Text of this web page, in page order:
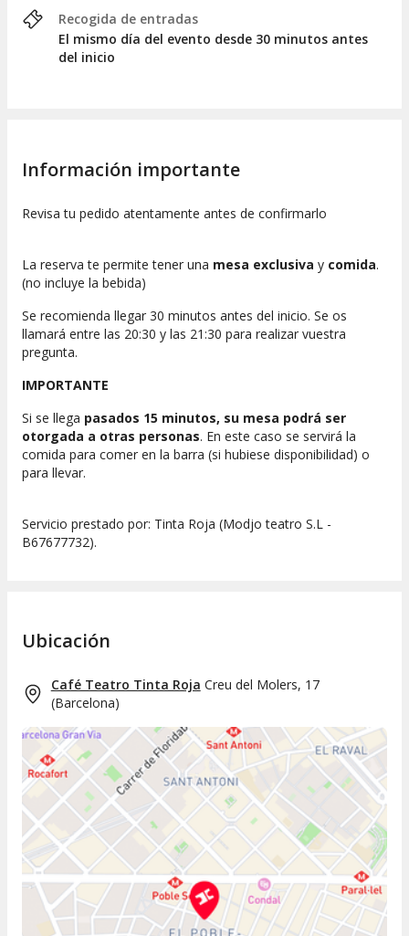
Recogida de entradas
El mismo día del evento desde 30 minutos antes
del inicio
Información importante
Revisa tu pedido atentamente antes de confirmarlo
La reserva te permite tener una mesa exclusiva y comida.
(no incluye la bebida)
Se recomienda llegar 30 minutos antes del inicio. Se os
llamará entre las 20:30 y las 21:30 para realizar vuestra
pregunta.
IMPORTANTE
Si se llega pasados 15 minutos, su mesa podrá ser
otorgada a otras personas. En este caso se servirá la
comida para comer en la barra (si hubiese disponibilidad) o
para llevar.
Servicio prestado por: Tinta Roja (Modjo teatro S.L -
B67677732).
Ubicación
Café Teatro Tinta Roja Creu del Molers, 17
(Barcelona)